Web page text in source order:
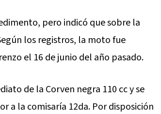
pero indicó que sobre la
los registros, la moto fue
el 16 de junio del año pasado.
de la Corven negra 110 cc y se
la comisaría 12da. Por disposición